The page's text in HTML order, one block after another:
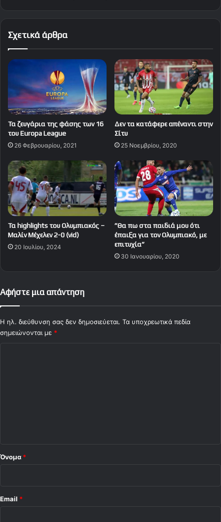
Σχετικά άρθρα
Τα ζευγάρια της φάσης των 16
του Europa League
26 Φεβρουαρίου, 2021
Δεν τα κατάφερε απέναντι στην
Σίτυ
25 Νοεμβρίου, 2020
Τα highlights του Ολυμπιακός –
Μαλίν Μέχελεν 2-0 (vid)
20 Ιουλίου, 2024
”Θα πω στα παιδιά μου ότι
έπαιξα για τον Ολυμπιακό, με
επιτυχία”
30 Ιανουαρίου, 2020
Αφήστε μια απάντηση
Η ηλ. διεύθυνση σας δεν δημοσιεύεται. Τα υποχρεωτικά πεδία
σημειώνονται με *
Όνομα *
Email *